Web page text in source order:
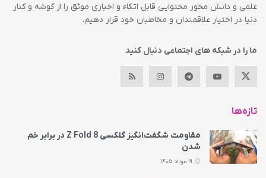
علمی و دانش محور محتوایی قابل اتکاء و اخباری موثق را از گوشه و کنار
دنیا در اختیار علاقمندان و مخاطبان خود قرار دهیم.
ما را در شبکه های اجتماعی دنبال کنید
تازه‌ها
مقاومت شگفت‌انگیز گلکسی Z Fold 8 در برابر خم
شدن